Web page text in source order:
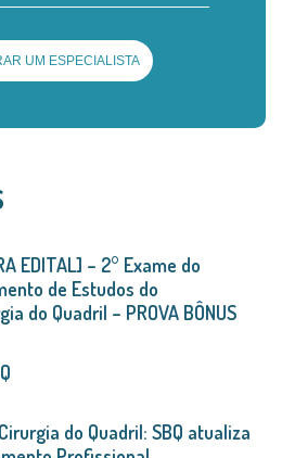
UM ESPECIALISTA
EDITAL] – 2° Exame do
de Estudos do
do Quadril – PROVA BÔNUS
do Quadril: SBQ atualiza